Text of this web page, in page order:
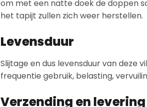
om met een natte doek de doppen
het tapijt zullen zich weer herstellen.
Levensduur
Slijtage en dus levensduur van deze
frequentie gebruik, belasting,
Verzending en levering